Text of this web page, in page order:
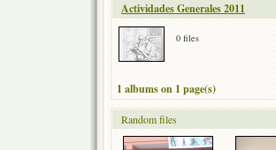
Actividades Generales 2011
0 files
1 albums on 1 page(s)
Random files